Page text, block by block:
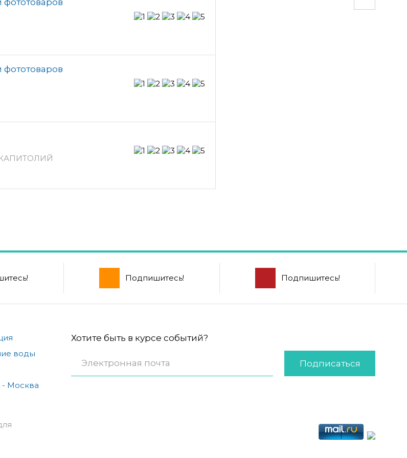
фототоваров
КАПИТОЛИЙ
Подпишитесь! Подпишитесь!
воды
- Москва
Хотите быть в курсе событий?
Подписаться